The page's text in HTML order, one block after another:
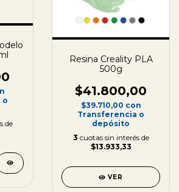
o
de
Resina Creality PLA
500g
$41.800,00
$39.710,00 con
Transferencia o
depósito
3 cuotas sin interés de
$13.933,33
VER